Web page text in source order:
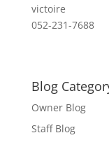
victoire
052-231-7688
Blog
Owner Blog
Staff Blog